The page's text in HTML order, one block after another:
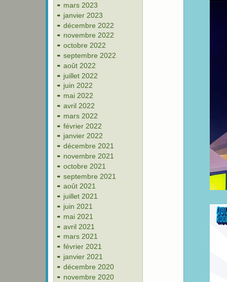
mars 2023
janvier 2023
décembre 2022
novembre 2022
octobre 2022
septembre 2022
août 2022
juillet 2022
juin 2022
mai 2022
avril 2022
mars 2022
février 2022
janvier 2022
décembre 2021
novembre 2021
octobre 2021
septembre 2021
août 2021
juillet 2021
juin 2021
mai 2021
avril 2021
mars 2021
février 2021
janvier 2021
décembre 2020
novembre 2020